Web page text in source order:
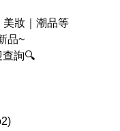
美妝｜潮品等
品~
詢🔍